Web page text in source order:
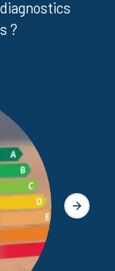
?
Slide